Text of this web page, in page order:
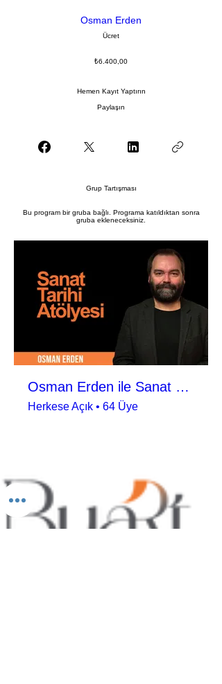
Osman Erden
Ücret
₺6.400,00
Hemen Kayıt Yaptırın
Paylaşın
Grup Tartışması
Bu program bir gruba bağlı. Programa katıldıktan sonra
gruba ekleneceksiniz.
Osman Erden ile Sanat Tarihi Atölyesi
Herkese Açık • 64 Üye